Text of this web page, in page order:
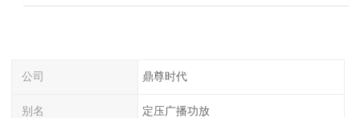
公司 鼎尊时代
别名 定压广播功放